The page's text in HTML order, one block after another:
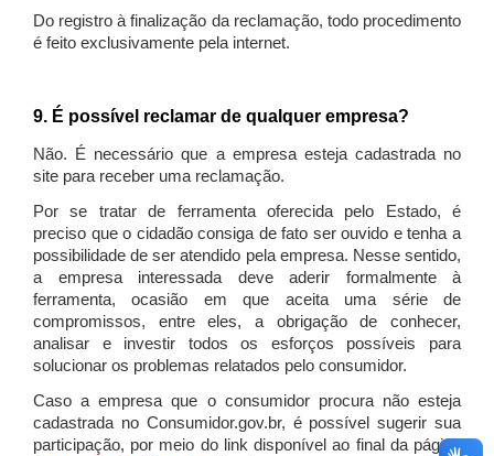
Do registro à finalização da reclamação, todo procedimento
é feito exclusivamente pela internet.
9. É possível reclamar de qualquer empresa?
Não. É necessário que a empresa esteja cadastrada no
site para receber uma reclamação.
Por se tratar de ferramenta oferecida pelo Estado, é
preciso que o cidadão consiga de fato ser ouvido e tenha a
possibilidade de ser atendido pela empresa. Nesse sentido,
a empresa interessada deve aderir formalmente à
ferramenta, ocasião em que aceita uma série de
compromissos, entre eles, a obrigação de conhecer,
analisar e investir todos os esforços possíveis para
solucionar os problemas relatados pelo consumidor.
Caso a empresa que o consumidor procura não esteja
cadastrada no Consumidor.gov.br, é possível sugerir sua
participação, por meio do link disponível ao final da página